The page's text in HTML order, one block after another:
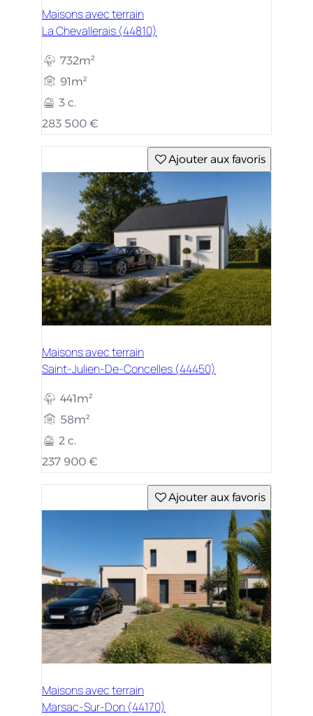
Maisons avec terrain
La Chevallerais (44810)
732m²
91m²
3 c.
283 500 €
Ajouter aux favoris
Maisons avec terrain
Saint-Julien-De-Concelles (44450)
441m²
58m²
2 c.
237 900 €
Ajouter aux favoris
Maisons avec terrain
Marsac-Sur-Don (44170)